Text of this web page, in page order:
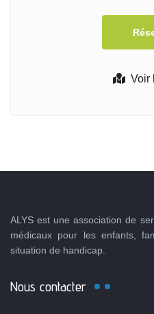
Voir
ALYS est une association de
médicaux pour les enfants,
situation de handicap.
Nous contacter